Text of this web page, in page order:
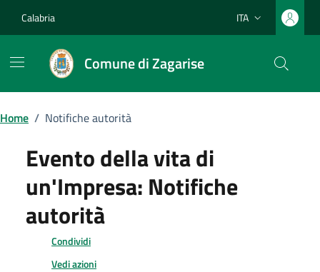
Calabria Lingua attiva:
ITA
Comune di Zagarise
Home / Notifiche autorità
Evento della vita di
un'Impresa: Notifiche
autorità
Condividi
Vedi azioni